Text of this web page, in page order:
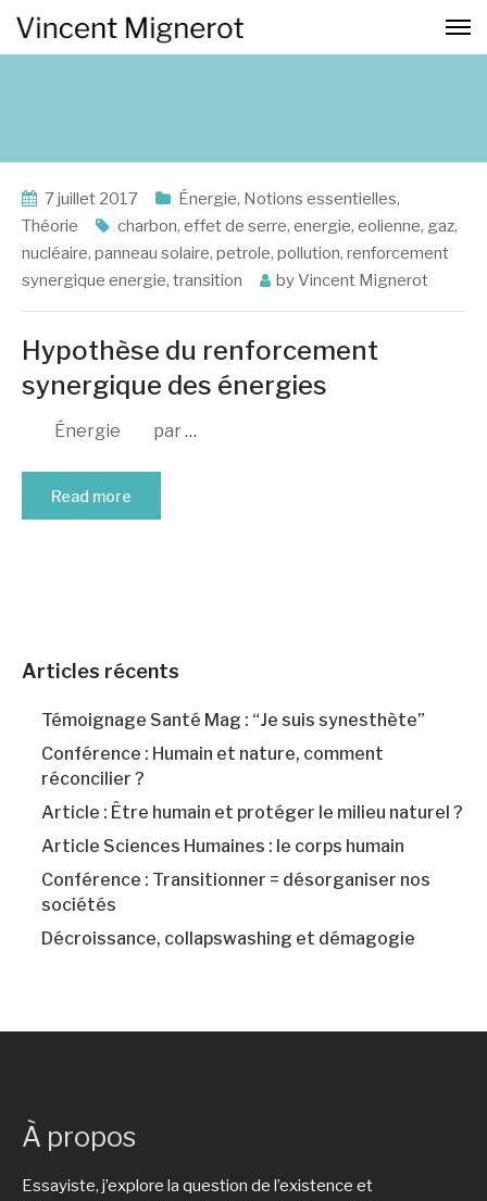
7 juillet 2017 Énergie, Notions essentielles,
Théorie
charbon, effet de serre, energie, eolienne, gaz,
nucléaire, panneau solaire, petrole, pollution, renforcement
synergique energie, transition byVincent Mignerot
Hypothèse du renforcement
synergique des énergies
Énergie par…
Read more
Articles récents
Témoignage Santé Mag : “Je suis synesthète”
Conférence : Humain et nature, comment
réconcilier ?
Article : Être humain et protéger le milieu naturel ?
Article Sciences Humaines : le corps humain
Conférence : Transitionner = désorganiser nos
sociétés
Décroissance, collapswashing et démagogie
À propos
Essayiste, j’explore la question de l’existence et